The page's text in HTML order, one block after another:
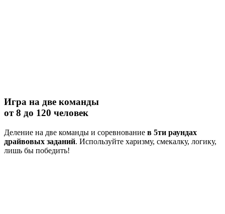
Игра на две команды
от 8 до 120 человек
Деление на две команды и соревнование в 5ти раундах
драйвовых заданий. Используйте харизму, смекалку, логику,
лишь бы победить!